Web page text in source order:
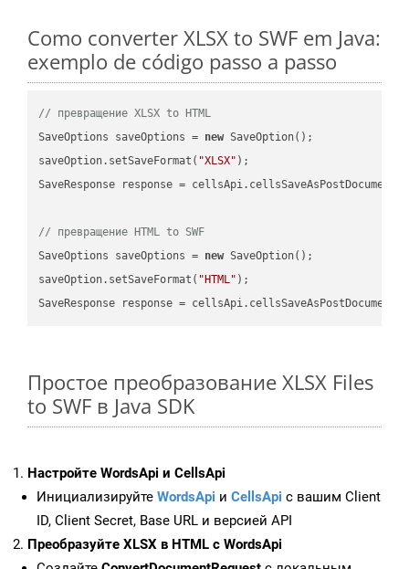
Como converter XLSX to SWF em Java:
exemplo de código passo a passo
// превращение XLSX to HTML
SaveOptions saveOptions = new SaveOption();
saveOption.setSaveFormat( "XLSX" );
SaveResponse response =
// превращение HTML to SWF
SaveOptions saveOptions = new SaveOption();
saveOption.setSaveFormat( "HTML" );
SaveResponse response =
Простое преобразование XLSX Files
to SWF в Java SDK
Настройте WordsApi и CellsApi
Инициализируйте WordsApi и CellsApi с вашим Client
ID, Client Secret, Base URL и версией API
Преобразуйте XLSX в HTML с WordsApi